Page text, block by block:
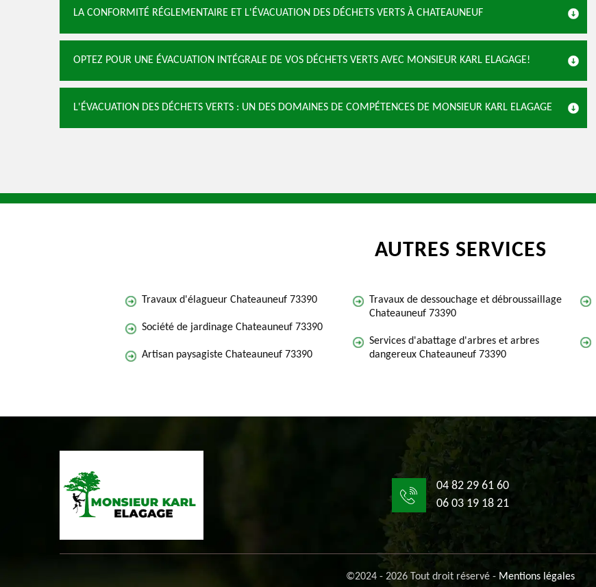
LA CONFORMITÉ RÉGLEMENTAIRE ET L'ÉVACUATION DES DÉCHETS VERTS À CHATEAUNEUF
OPTEZ POUR UNE ÉVACUATION INTÉGRALE DE VOS DÉCHETS VERTS AVEC MONSIEUR KARL ELAGAGE!
L'ÉVACUATION DES DÉCHETS VERTS : UN DES DOMAINES DE COMPÉTENCES DE MONSIEUR KARL ELAGAGE
AUTRES SERVICES
Travaux d'élagueur Chateauneuf 73390
Société de jardinage Chateauneuf 73390
Artisan paysagiste Chateauneuf 73390
Travaux de dessouchage et débroussaillage
Chateauneuf 73390
Services d'abattage d'arbres et arbres
dangereux Chateauneuf 73390
04 82 29 61 60
06 03 19 18 21
©2024 - 2026 Tout droit réservé - Mentions légales